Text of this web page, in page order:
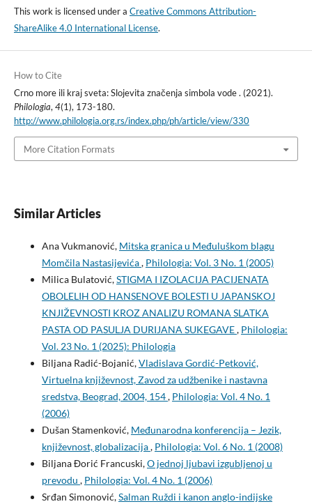
This work is licensed under a Creative Commons Attribution-
ShareAlike 4.0 International License.
How to Cite
Crno more ili kraj sveta: Slojevita značenja simbola vode . (2021).
Philologia,4(1), 173-180.
http://www.philologia.org.rs/index.php/ph/article/view/330
More Citation Formats
Similar Articles
Ana Vukmanović, Mitska granica u Međuluškom blagu
Momčila Nastasijevića, Philologia: Vol. 3 No. 1 (2005)
Milica Bulatović,STIGMA I IZOLACIJA PACIJENATA
OBOLELIH OD HANSENOVE BOLESTI U JAPANSKOJ
KNJIŽEVNOSTI KROZ ANALIZU ROMANA SLATKA
PASTA OD PASULJA DURIJANA SUKEGAVE, Philologia:
Vol. 23 No. 1 (2025): Philologia
Biljana Radić-Bojanić,Vladislava Gordić-Petković,
Virtuelna književnost, Zavod za udžbenike i nastavna
sredstva, Beograd, 2004, 154, Philologia: Vol. 4 No. 1
(2006)
Dušan Stamenković, Međunarodna konferencija – Jezik,
književnost, globalizacija, Philologia: Vol. 6 No. 1 (2008)
Biljana Đorić Francuski,O jednoj ljubavi izgubljenoj u
prevodu , Philologia: Vol. 4 No. 1 (2006)
Srđan Simonović,Salman Ruždi i kanon anglo-indijske